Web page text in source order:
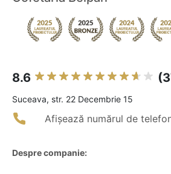
8.6
Suceava, str. 22 Decembrie 15
Afișează numărul de
Despre companie: